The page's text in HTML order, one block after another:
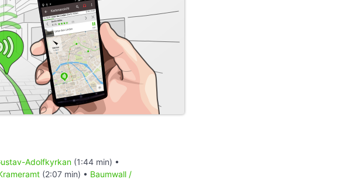
Adolfkyrkan (1:44 min) •
(2:07 min) • Baumwall /